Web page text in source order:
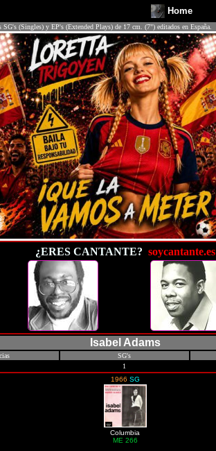
Home
SG's (Singles) y EP's (Extended Plays) de 17 cm. (7") editados en España.
¿ERES CANTANTE? soycantante.es
Isabel Adams
SG's
1
1966 SG
Columbia
ME 266